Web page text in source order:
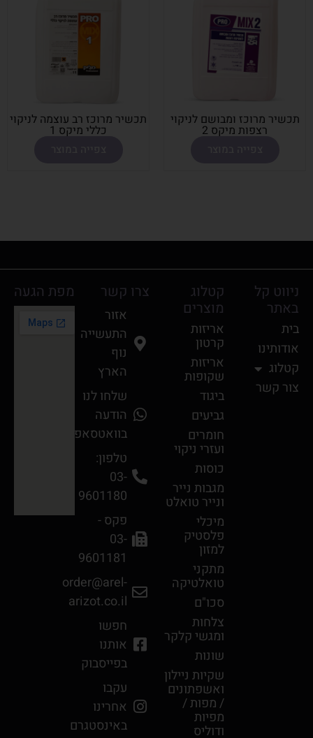
תכשיר מרוכז ומבושם לניקוי
רצפות מיקס 2
תכשיר מרוכז רב עוצמה לניקוי
כללי מיקס 1
ניווט קל
באתר
בית
אודותינו
קטלוג
צור קשר
קטלוג
מוצרים
אריזות
קרטון
אריזות
שקופות
ביגוד
גביעים
חומרים
ועזרי ניקוי
כוסות
מגבות נײר
ונײר טואלט
מיכלי
פלסטיק
למזון
מתקני
טואלטיקה
סכו"ם
צלחות
ומגשי קלקר
שונות
שקיות ניילון
ואשפתונים
/ מפות /
מפיות
ודוליס
צרו קשר
אזור
התעשייה
נוף
הארץ
שלחו לנו
הודעה
בוואטסאפ
טלפון:
03-
9601180
פקס -
03-
9601181
order@arel-
arizot.co.il
חפשו
אותנו
בפייסבוק
עקבו
אחרינו
באינסטגרם
מפת הגעה